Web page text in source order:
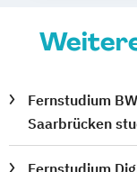
Fernstudium
Saarbrücken
Fernstudium